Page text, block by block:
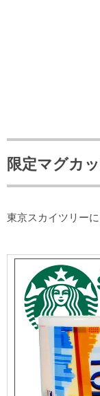
限定マグカ
東京スカイツリー